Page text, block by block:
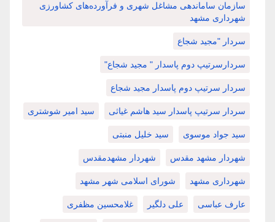
سازمان ساماندهی مشاغل شهری و فرآورده‌های کشاورزی
شهرداری مشهد
سردار "مجید شجاع
سردارسرتیپ دوم پاسدار " مجید شجاع"
سردار سرتیپ دوم پاسدار مجید شجاع
سردار سرتیپ پاسدار سید هاشم غیاثی سید امیر شوشتری
سید جواد موسوی سید خلیل منبتی
شهردار مشهد مقدس شهردار مشهدمقدس
شهرداری مشهد شورای اسلامی شهر مشهد
عارف عباسی علی دلگیر غلامحسین مظفری